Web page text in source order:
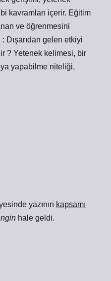
kavramları içerir. Eğitim
ve öğrenmesini
Dışarıdan gelen etkiyi
? Yetenek kelimesi, bir
yapabilme niteliği,
yazının kapsamı
hale geldi.